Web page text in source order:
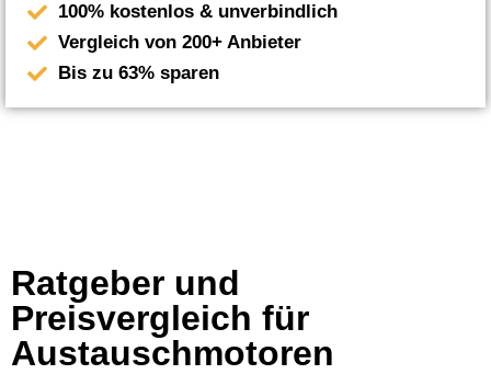
100% kostenlos & unverbindlich
Vergleich von 200+ Anbieter
Bis zu 63% sparen
Ratgeber und
Preisvergleich für
Austauschmotoren